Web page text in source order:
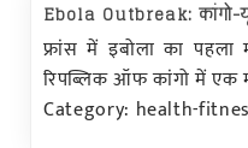
Ebola Outbreak: कांगो-
फ्रांस में इबोला का पहला
रिपब्लिक ऑफ कांगो में एक
Category: health-